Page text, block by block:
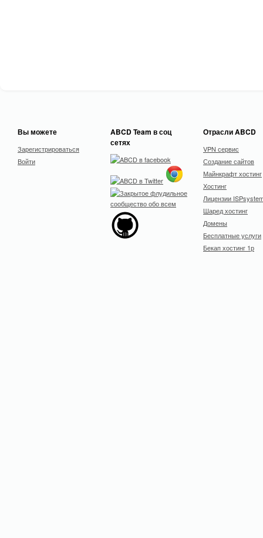
Вы можете
Зарегистрироваться
Войти
ABCD Team в соц
сетях
Отрасли ABCD
VPN сервис
Создание сайтов
Майнкрафт хостинг
Хостинг
Лицензии
Шаред хостинг
Домены
Бесплатные услуги
Бекап хостинг 1р